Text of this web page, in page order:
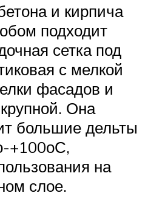
и кирпича
подходит
сетка под
с мелкой
фасадов и
Она
большие дельты
+100оС,
на
слое.